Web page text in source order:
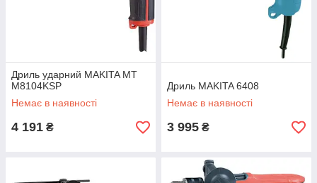
Дриль ударний MAKITA MT
M8104KSP
Немає в наявності
4 191 ₴
Дриль MAKITA 6408
Немає в наявності
3 995 ₴